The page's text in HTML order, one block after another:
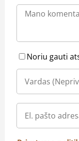
Noriu gauti